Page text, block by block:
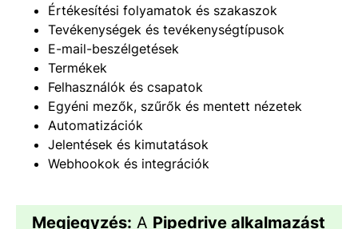
Értékesítési folyamatok és szakaszok
Tevékenységek és tevékenységtípusok
E-mail-beszélgetések
Termékek
Felhasználók és csapatok
Egyéni mezők, szűrők és mentett nézetek
Automatizációk
Jelentések és kimutatások
Webhookok és integrációk
Megjegyzés: A Pipedrive alkalmazást